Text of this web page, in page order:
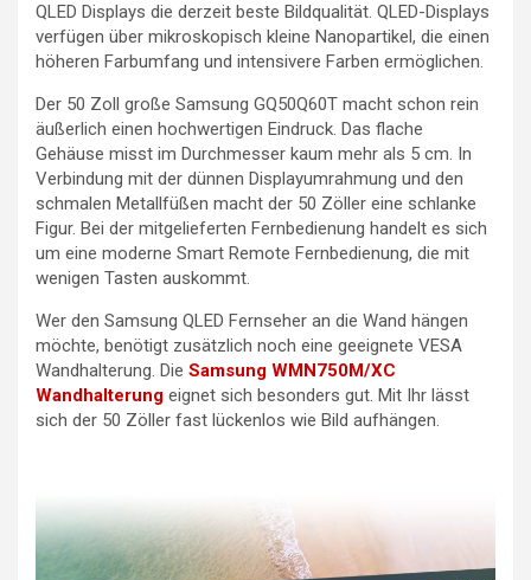
QLED Displays die derzeit beste Bildqualität. QLED-Displays
verfügen über mikroskopisch kleine Nanopartikel, die einen
höheren Farbumfang und intensivere Farben ermöglichen.
Der 50 Zoll große Samsung GQ50Q60T macht schon rein
äußerlich einen hochwertigen Eindruck. Das flache
Gehäuse misst im Durchmesser kaum mehr als 5 cm. In
Verbindung mit der dünnen Displayumrahmung und den
schmalen Metallfüßen macht der 50 Zöller eine schlanke
Figur. Bei der mitgelieferten Fernbedienung handelt es sich
um eine moderne Smart Remote Fernbedienung, die mit
wenigen Tasten auskommt.
Wer den Samsung QLED Fernseher an die Wand hängen
möchte, benötigt zusätzlich noch eine geeignete VESA
Wandhalterung. Die Samsung WMN750M/XC
Wandhalterung eignet sich besonders gut. Mit Ihr lässt
sich der 50 Zöller fast lückenlos wie Bild aufhängen.